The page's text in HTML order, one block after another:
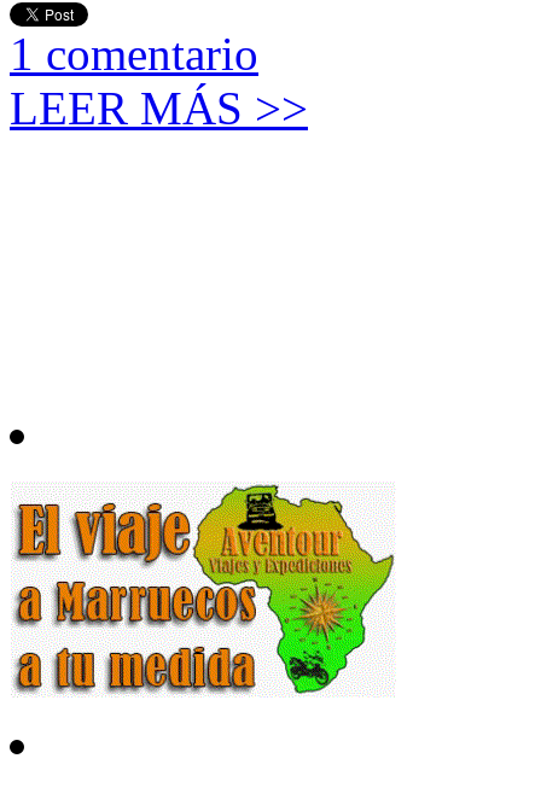
1 comentario
LEER MÁS >>